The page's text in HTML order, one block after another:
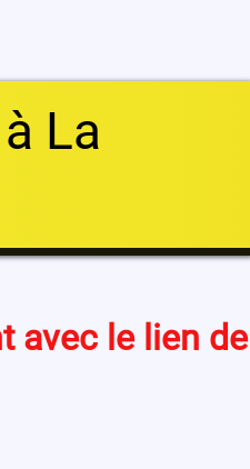
La
avec le lien de